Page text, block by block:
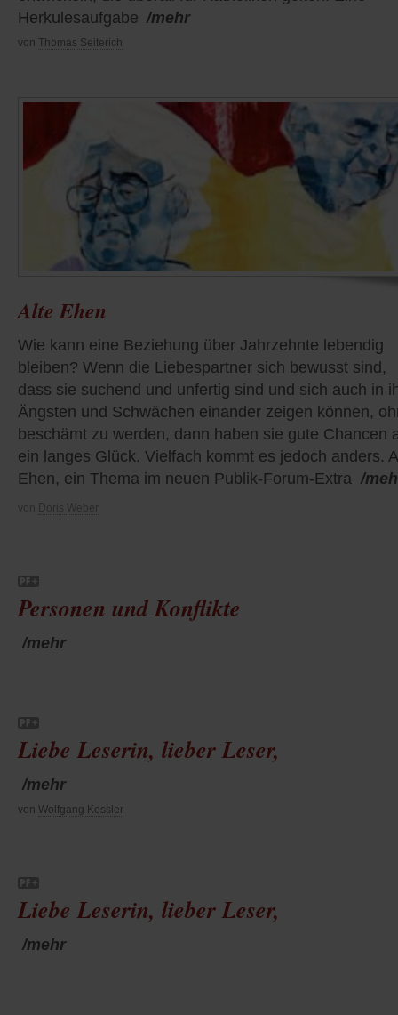
Herkulesaufgabe /mehr
von Thomas Seiterich
Alte Ehen
Wie kann eine Beziehung über Jahrzehnte lebendig
bleiben? Wenn die Liebespartner sich bewusst sind,
dass sie suchend und unfertig sind und sich auch in
Ängsten und Schwächen einander zeigen können,
beschämt zu werden, dann haben sie gute Chancen
ein langes Glück. Vielfach kommt es jedoch anders.
Ehen, ein Thema im neuen Publik-Forum-Extra /
von Doris Weber
Personen und Konflikte
/mehr
Liebe Leserin, lieber Leser,
/mehr
von Wolfgang Kessler
Liebe Leserin, lieber Leser,
/mehr